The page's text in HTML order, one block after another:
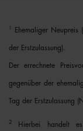
Ehemaliger Neupreis
der Erstzulassung).
Der errechnete
gegenüber der
Tag der Erstzulassung
2 Hierbei handelt